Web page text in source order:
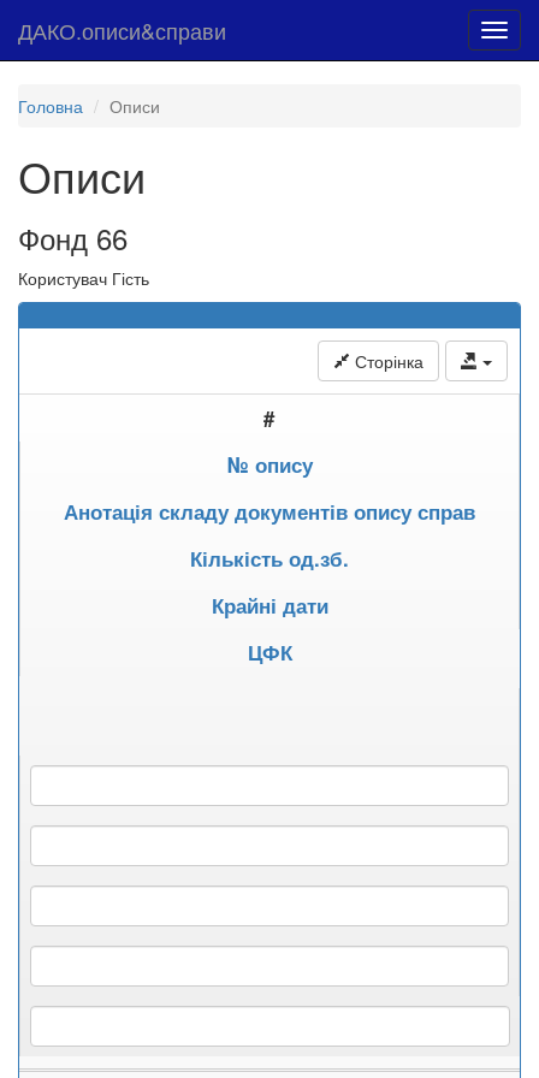
ДАКО.описи&справи
Головна Описи
Описи
Фонд 66
Користувач Гість
Сторінка
#
№ опису
Анотація складу документів опису справ
Кількість од.зб.
Крайні дати
ЦФК